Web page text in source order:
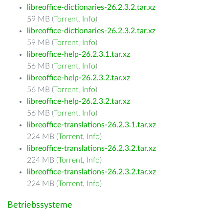
libreoffice-dictionaries-26.2.3.2.tar.xz
59 MB (Torrent, Info)
libreoffice-dictionaries-26.2.3.2.tar.xz
59 MB (Torrent, Info)
libreoffice-help-26.2.3.1.tar.xz
56 MB (Torrent, Info)
libreoffice-help-26.2.3.2.tar.xz
56 MB (Torrent, Info)
libreoffice-help-26.2.3.2.tar.xz
56 MB (Torrent, Info)
libreoffice-translations-26.2.3.1.tar.xz
224 MB (Torrent, Info)
libreoffice-translations-26.2.3.2.tar.xz
224 MB (Torrent, Info)
libreoffice-translations-26.2.3.2.tar.xz
224 MB (Torrent, Info)
Betriebssysteme